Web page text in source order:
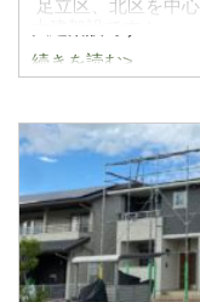
足立区、北区を中
出張が続いておりブ
続きを読む>